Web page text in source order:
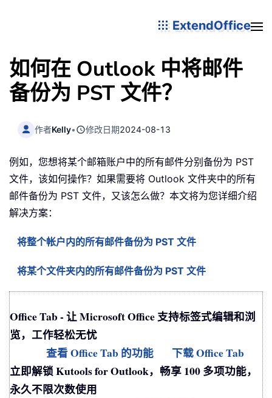
ExtendOffice
如何在 Outlook 中将邮件
备份为 PST 文件？
作者Kelly• 修改日期2024-08-13
例如，您想将某个邮箱账户中的所有邮件分别备份为 PST
文件，该如何操作？如果需要将 Outlook 文件夹中的所有
邮件备份为 PST 文件，又该怎么做？本文将为您详细介绍
解决方案：
将整个帐户内的所有邮件备份为 PST 文件
将某个文件夹内的所有邮件备份为 PST 文件
Office Tab - 让 Microsoft Office 支持标签式编辑和浏
览，工作轻松无忧
查看 Office Tab 的功能
下载 Office Tab
立即解锁 Kutools for Outlook，畅享 100 多项功能，
永久不限次数使用